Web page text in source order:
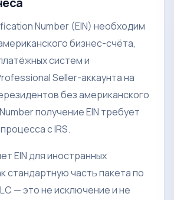
Number (EIN) необходим
бизнес-счёта,
систем и
Seller-аккаунта на
без американского
получение EIN требует
с IRS.
EIN для иностранных
стандартную часть пакета по
— это не исключение и не